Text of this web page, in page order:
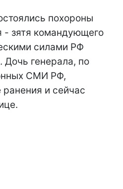
похороны
зятя командующего
силами РФ
Дочь генерала, по
СМИ РФ,
и сейчас